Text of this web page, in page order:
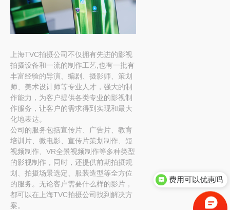
上海TVC拍摄公司不仅拥有先进的影视
拍摄设备和一流的制作工艺,也有一批有
丰富经验的导演、编剧、摄影师、策划
师、美术设计师等专业人才，强大的制
作能力，为客户提供各类专业的影视制
作服务，让客户的需求得到实现和最大
化地表达。
公司的服务包括宣传片、广告片、教育
培训片、微电影、宣传片策划制作、短
视频制作、VR全景视频制作等多种类型
的影视制作，同时，还提供前期拍摄规
划、拍摄场景选定、服装造型等全方位
的服务。无论客户需要什么样的影片，
都可以在上海TVC拍摄公司找到解决方
案。
费用可以优惠吗